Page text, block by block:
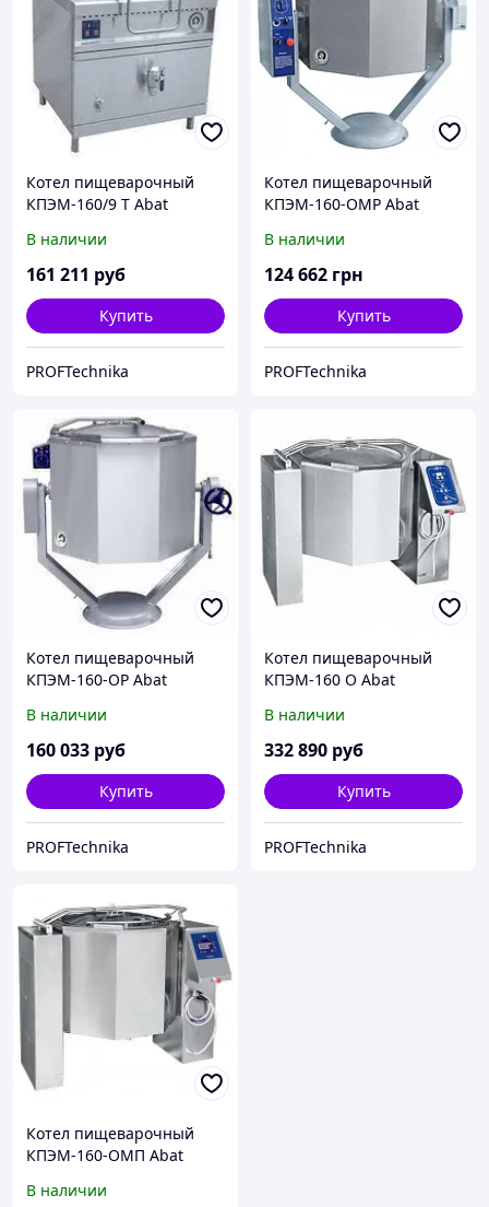
Котел пищеварочный
КПЭМ-160/9 Т Abat
В наличии
161 211 руб
Купить
PROFTechnika
Котел пищеварочный
КПЭМ-160-ОМР Abat
В наличии
124 662 грн
Купить
PROFTechnika
Котел пищеварочный
КПЭМ-160-ОР Abat
В наличии
160 033 руб
Купить
PROFTechnika
Котел пищеварочный
КПЭМ-160 О Abat
В наличии
332 890 руб
Купить
PROFTechnika
Котел пищеварочный
КПЭМ-160-ОМП Abat
В наличии